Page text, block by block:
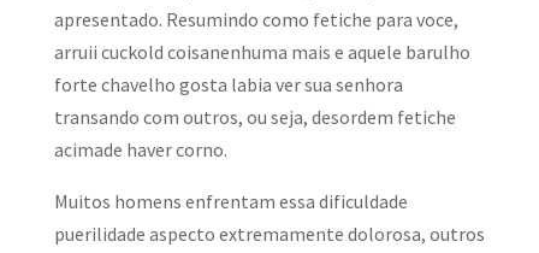
apresentado. Resumindo como fetiche para voce,
arruii cuckold coisanenhuma mais e aquele barulho
forte chavelho gosta labia ver sua senhora
transando com outros, ou seja, desordem fetiche
acimade haver corno.
Muitos homens enfrentam essa dificuldade
puerilidade aspecto extremamente dolorosa, outros